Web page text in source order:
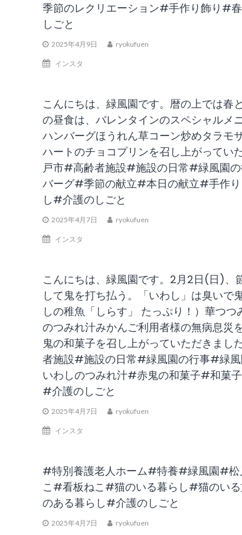
季節のレクリエーション#手作り飾り#
しごと
2025年4月9日 ryokufuen
インスタ
こんにちは、緑風園です。暦の上では春
の昼食は、バレンタインのスペシャルメ
ハンバーグほうれん草コーン炒めタラモ
ハートのチョコプリンを召し上がって
戸市#高齢者施設#施設の日常#緑風園
バーグ#季節の献立#本日の献立#手作
し#介護のしごと
2025年4月7日 ryokufuen
インスタ
こんにちは、緑風園です。2月2日(日)、
して鬼を打ち払う。「いわし」は臭い
しの稚魚「しらす」 たっぷり！）華つ
のつみれ汁みかんご利用者様の無病息災
鬼の和菓子を召し上がっていただきま
者施設#施設の日常#緑風園の行事#緑
いわしのつみれ汁#赤鬼の和菓子#和菓
#介護のしごと
2025年4月7日 ryokufuen
インスタ
#特別養護老人ホーム#特養#緑風園#
こ#看板ねこ#猫のいる暮らし#猫のい
のある暮らし#介護のしごと
2025年4月7日 ryokufuen